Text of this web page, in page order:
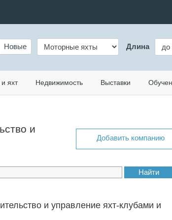
Новые Длина
яхт Недвижимость Выставки
и
Добавить компанию
и управление яхт-клубами и